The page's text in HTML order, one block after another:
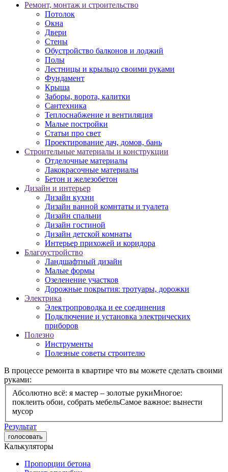
Ремонт, монтаж и строительство
Потолок
Окна
Двери
Стены
Обустройство балконов и лоджий
Полы
Лестницы и крыльцо своими руками
Фундамент
Крыша
Заборы, ворота, калитки
Сантехника
Теплоснабжение и вентиляция
Малые постройки
Статьи про свет
Проектирование дач, домов, бань
Строительные материалы и конструкции
Отделочные материалы
Лакокрасочные материалы
Бетон и железобетон
Дизайн и интерьер
Дизайн кухни
Дизайн ванной комнтаты и туалета
Дизайн спальни
Дизайн гостиной
Дизайн детской комнаты
Интерьер прихожей и коридора
Благоустройство
Ландшафтный дизайн
Малые формы
Озеленение участков
Дорожные покрытия: тротуары, дорожки
Электрика
Электропроводка и ее соединения
Подключение и установка электрических
приборов
Полезно
Инструменты
Полезные советы строителю
В процессе ремонта в квартире что вы можете сделать своими
руками:
Абсолютно всё: я мастер – золотые рукиМногое:
поклеить обои, собрать мебельСамое важное: вынести
мусор
Результат
голосовать
Калькуляторы
Пропорции бетона